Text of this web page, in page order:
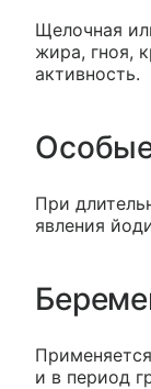
Щелочная
жира, гноя,
активность.
При
явления
и в период